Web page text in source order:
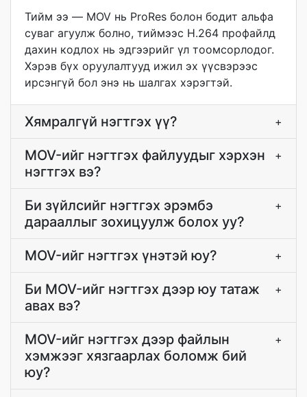
Тийм ээ — MOV нь ProRes болон бодит альфа
суваг агуулж болно, тиймээс H.264 профайлд
дахин кодлох нь эдгээрийг үл тоомсорлодог.
Хэрэв бүх оруулалтууд ижил эх үүсвэрээс
ирсэнгүй бол энэ нь шалгах хэрэгтэй.
Хямралгүй нэгтгэх үү? +
MOV-ийг нэгтгэх файлуудыг хэрхэн
нэгтгэх вэ?
+
Би зүйлсийг нэгтгэх эрэмбэ
дарааллыг зохицуулж болох уу?
+
MOV-ийг нэгтгэх үнэтэй юу? +
Би MOV-ийг нэгтгэх дээр юу татаж
авах вэ?
+
MOV-ийг нэгтгэх дээр файлын
хэмжээг хязгаарлах боломж бий
юу?
+